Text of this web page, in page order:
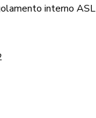
interno ASL